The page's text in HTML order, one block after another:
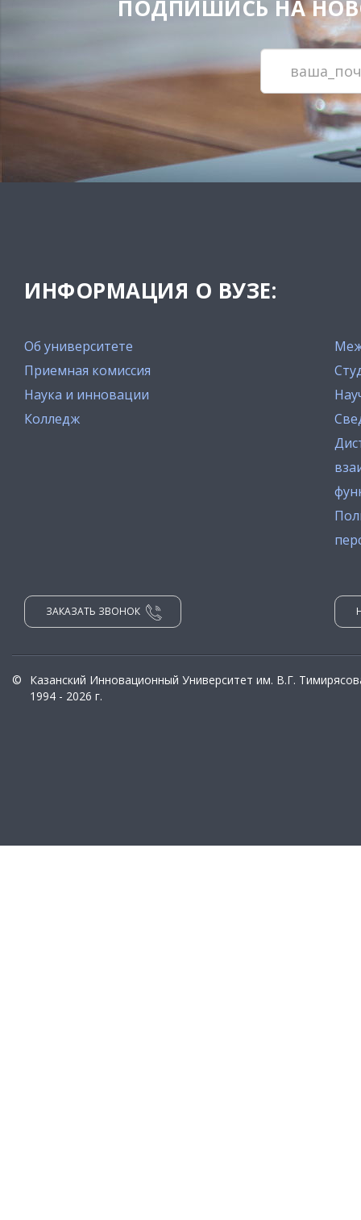
ПОДПИШИСЬ НА
ИНФОРМАЦИЯ О ВУЗЕ:
Об университете
Приемная комиссия
Наука и инновации
Колледж
ЗАКАЗАТЬ ЗВОНОК
©
Казанский Инновационный Университет им. В.Г.
1994 - 2026 г.